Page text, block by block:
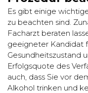
Es gibt einige
zu beachten sind.
Facharzt beraten
geeigneter Kandidat
Gesundheitszustand
Erfolgsquote des
auch, dass Sie vor
Alkohol trinken und